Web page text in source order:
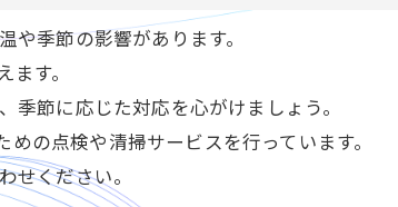
季節の影響があります。
す。
節に応じた対応を心がけましょう。
の点検や清掃サービスを行っています。
せください。